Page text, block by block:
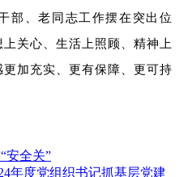
部、老同志工作摆在突出位
关心、生活上照顾、精神上
加充实、更有保障、更可持
安全关”
年度党组织书记抓基层党建